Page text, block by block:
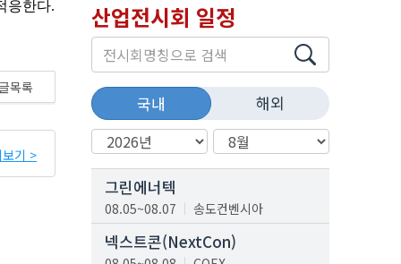
목록
기 >
산업전시회 일정
국내 해외
그린에너텍
08.05~08.07 송도컨벤시아
넥스트콘(NextCon)